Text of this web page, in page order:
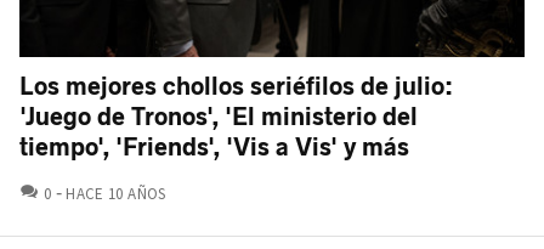
Los mejores chollos seriéfilos de julio:
'Juego de Tronos', 'El ministerio del
tiempo', 'Friends', 'Vis a Vis' y más
0 COMENTARIOS
HACE 10 AÑOS